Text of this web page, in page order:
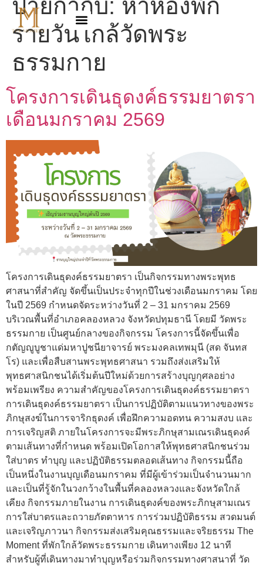
ป้ายกำกับ: หาห้องพัก
รายวันใกล้วัดพระ
ธรรมกาย
โครงการเดินธุดงค์ธรรมยาตรา
เดือนมกราคม 2569
โครงการเดินธุดงค์ธรรมยาตรา เป็นกิจกรรมทางพระพุทธ
ศาสนาที่สำคัญ จัดขึ้นเป็นประจำทุกปีในช่วงเดือนมกราคม โดย
ในปี 2569 กำหนดจัดระหว่างวันที่ 2 – 31 มกราคม 2569
บริเวณพื้นที่อำเภอคลองหลวง จังหวัดปทุมธานี โดยมี วัดพระ
ธรรมกาย เป็นศูนย์กลางของกิจกรรม โครงการนี้จัดขึ้นเพื่อ
กตัญญูบูชาแด่มหาปูชนียาจารย์ พระมงคลเทพมุนี (สด จันทส
โร) และเพื่อสืบสานพระพุทธศาสนา รวมถึงส่งเสริมให้
พุทธศาสนิกชนได้เริ่มต้นปีใหม่ด้วยการสร้างบุญกุศลอย่าง
พร้อมเพรียง ความสำคัญของโครงการเดินธุดงค์ธรรมยาตรา
การเดินธุดงค์ธรรมยาตรา เป็นการปฏิบัติตามแนวทางของพระ
ภิกษุสงฆ์ในการจาริกธุดงค์ เพื่อฝึกความอดทน ความสงบ และ
การเจริญสติ ภายในโครงการจะมีพระภิกษุสามเณรเดินธุดงค์
ตามเส้นทางที่กำหนด พร้อมเปิดโอกาสให้พุทธศาสนิกชนร่วม
ใส่บาตร ทำบุญ และปฏิบัติธรรมตลอดเส้นทาง กิจกรรมนี้ถือ
เป็นหนึ่งในงานบุญเดือนมกราคม ที่มีผู้เข้าร่วมเป็นจำนวนมาก
และเป็นที่รู้จักในวงกว้างในพื้นที่คลองหลวงและจังหวัดใกล้
เคียง กิจกรรมภายในงาน การเดินธุดงค์ของพระภิกษุสามเณร
การใส่บาตรและถวายภัตตาหาร การร่วมปฏิบัติธรรม สวดมนต์
และเจริญภาวนา กิจกรรมส่งเสริมคุณธรรมและจริยธรรม The
Moment ที่พักใกล้วัดพระธรรมกาย เดินทางเพียง 12 นาที
สำหรับผู้ที่เดินทางมาทำบุญหรือร่วมกิจกรรมทางศาสนาที่ วัด